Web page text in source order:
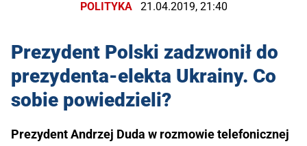
POLITYKA 21.04.2019, 21:40
Prezydent Polski zadzwonił do
prezydenta-elekta Ukrainy. Co
sobie powiedzieli?
Prezydent Andrzej Duda w rozmowie telefonicznej